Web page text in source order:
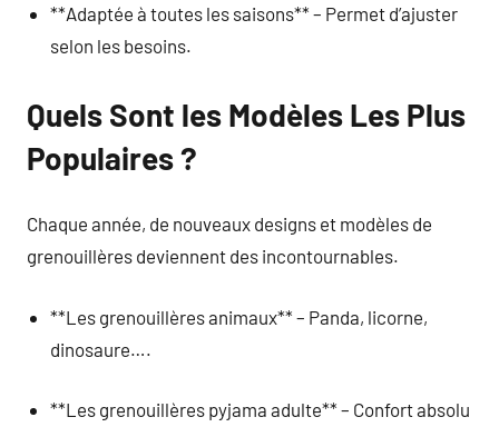
**Adaptée à toutes les saisons** – Permet d’ajuster
selon les besoins.
Quels Sont les Modèles Les Plus
Populaires ?
Chaque année, de nouveaux designs et modèles de
grenouillères deviennent des incontournables.
**Les grenouillères animaux** – Panda, licorne,
dinosaure….
**Les grenouillères pyjama adulte** – Confort absolu